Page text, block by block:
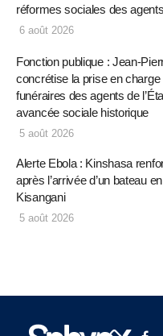
réformes sociales des
6 août 2026
Fonction publique : Jean-
concrétise la prise en charge
funéraires des agents de
avancée sociale historique
5 août 2026
Alerte Ebola : Kinshasa
après l’arrivée d’un bateau
Kisangani
5 août 2026